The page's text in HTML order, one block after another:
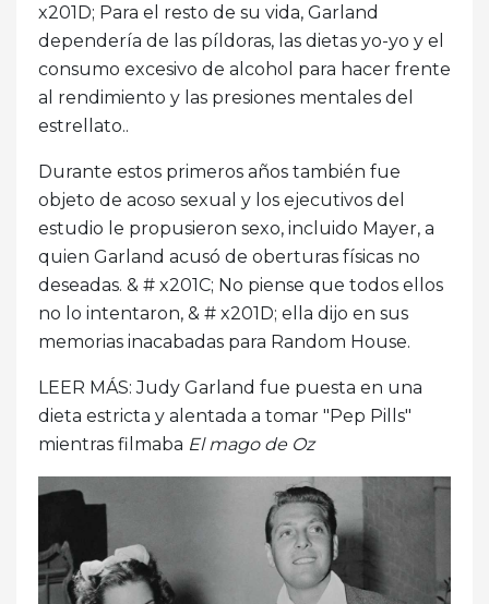
x201D; Para el resto de su vida, Garland
dependería de las píldoras, las dietas yo-yo y el
consumo excesivo de alcohol para hacer frente
al rendimiento y las presiones mentales del
estrellato..
Durante estos primeros años también fue
objeto de acoso sexual y los ejecutivos del
estudio le propusieron sexo, incluido Mayer, a
quien Garland acusó de oberturas físicas no
deseadas. & # x201C; No piense que todos ellos
no lo intentaron, & # x201D; ella dijo en sus
memorias inacabadas para Random House.
LEER MÁS: Judy Garland fue puesta en una
dieta estricta y alentada a tomar "Pep Pills"
mientras filmaba El mago de Oz